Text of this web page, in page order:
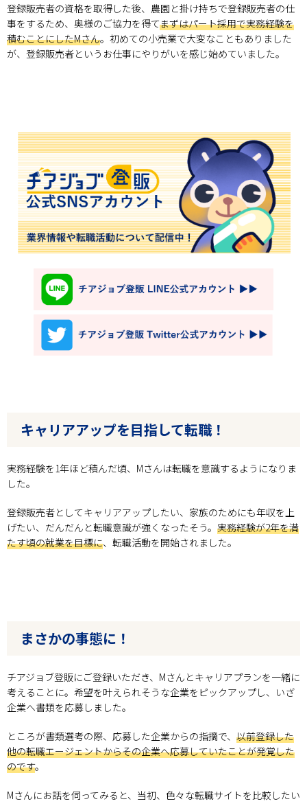
登録販売者の資格を取得した後、農園と掛け持ちで登録販売者の仕
事をするため、奥様のご協力を得てまずはパート採用で実務経験を
積むことにしたMさん。初めての小売業で大変なこともありました
が、登録販売者というお仕事にやりがいを感じ始めていました。
キャリアアップを目指して転職！
実務経験を1年ほど積んだ頃、Mさんは転職を意識するようになりま
した。
登録販売者としてキャリアアップしたい、家族のためにも年収を上
げたい、だんだんと転職意識が強くなったそう。 実務経験が2年を満
たす頃の就業を目標に、転職活動を開始されました。
まさかの事態に！
チアジョブ登販にご登録いただき、Mさんとキャリアプランを一緒に
考えることに。希望を叶えられそうな企業をピックアップし、いざ
企業へ書類を応募しました。
ところが書類選考の際、応募した企業からの指摘で、 以前登録した
他の転職エージェントからその企業へ応募していたことが発覚した
のです。
Mさんにお話を伺ってみると、当初、色々な転職サイトを比較したい